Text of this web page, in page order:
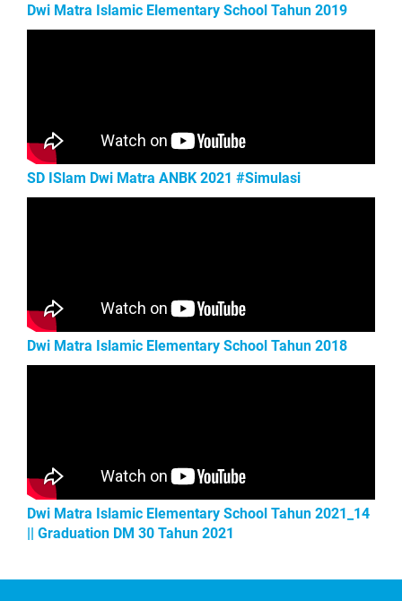
Dwi Matra Islamic Elementary School Tahun 2019
SD ISlam Dwi Matra ANBK 2021 #Simulasi
Dwi Matra Islamic Elementary School Tahun 2018
Dwi Matra Islamic Elementary School Tahun 2021_14
|| Graduation DM 30 Tahun 2021